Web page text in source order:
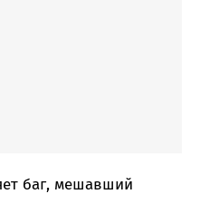
баг, мешавший